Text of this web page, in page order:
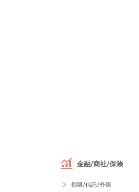
金融/商社/保険
都銀/信託/外銀